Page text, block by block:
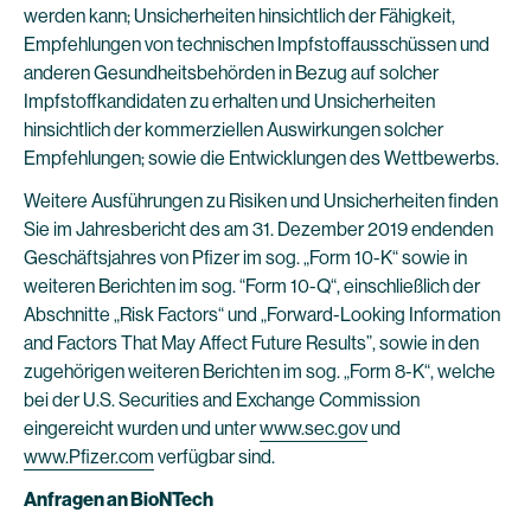
werden kann; Unsicherheiten hinsichtlich der Fähigkeit,
Empfehlungen von technischen Impfstoffausschüssen und
anderen Gesundheitsbehörden in Bezug auf solcher
Impfstoffkandidaten zu erhalten und Unsicherheiten
hinsichtlich der kommerziellen Auswirkungen solcher
Empfehlungen; sowie die Entwicklungen des Wettbewerbs.
Weitere Ausführungen zu Risiken und Unsicherheiten finden
Sie im Jahresbericht des am 31. Dezember 2019 endenden
Geschäftsjahres von Pfizer im sog. „Form 10-K“ sowie in
weiteren Berichten im sog. “Form 10-Q“, einschließlich der
Abschnitte „Risk Factors“ und „Forward-Looking Information
and Factors That May Affect Future Results”, sowie in den
zugehörigen weiteren Berichten im sog. „Form 8-K“, welche
bei der U.S. Securities and Exchange Commission
eingereicht wurden und unterwww.sec.govund
www.Pfizer.com verfügbar sind.
Anfragen an BioNTech